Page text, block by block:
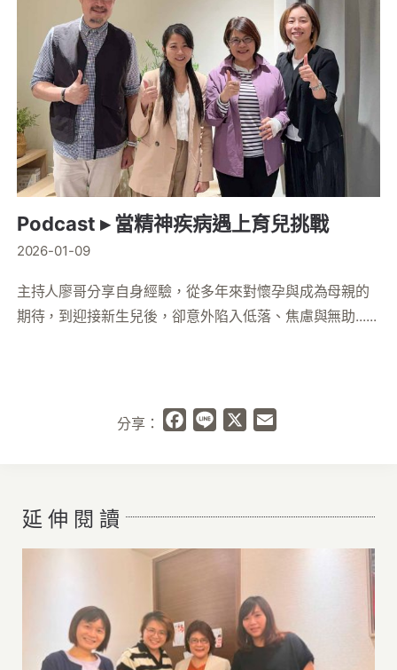
Podcast ▸ 當精神疾病遇上育兒挑戰
2026-01-09
主持人廖哥分享自身經驗，從多年來對懷孕與成為母親的
期待，到迎接新生兒後，卻意外陷入低落、焦慮與無助......
分享： Facebook
Line
延 伸 閱 讀